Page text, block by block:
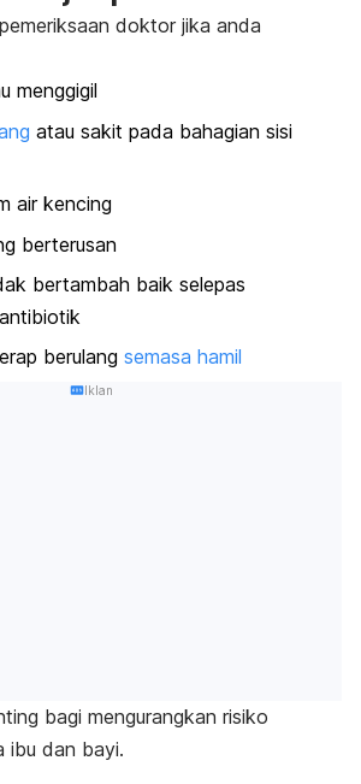
doktor jika anda
menggigil
atau sakit pada bahagian sisi
air kencing
berterusan
bertambah baik selepas
berulang semasa hamil
Iklan
bagi mengurangkan risiko
ibu dan bayi.